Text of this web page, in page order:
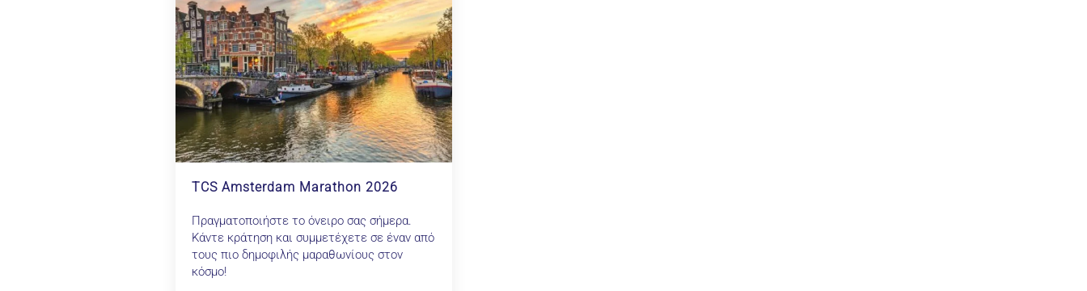
TCS Amsterdam Marathon 2026
Πραγματοποιήστε το όνειρο σας σήμερα.
Κάντε κράτηση και συμμετέχετε σε έναν από
τους πιο δημοφιλής μαραθωνίους στον
κόσμο!